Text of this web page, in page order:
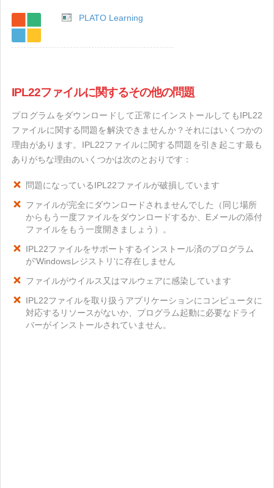
PLATO Learning
IPL22ファイルに関するその他の問題
プログラムをダウンロードして正常にインストールしてもIPL22
ファイルに関する問題を解決できませんか？それにはいくつかの
理由があります。IPL22ファイルに関する問題を引き起こす最も
ありがちな理由のいくつかは次のとおりです：
問題になっているIPL22ファイルが破損しています
ファイルが完全にダウンロードされませんでした（同じ場所
からもう一度ファイルをダウンロードするか、Eメールの添付
ファイルをもう一度開きましょう）。
IPL22ファイルをサポートするインストール済のプログラム
が'Windowsレジストリ'に存在しません
ファイルがウイルス又はマルウェアに感染しています
IPL22ファイルを取り扱うアプリケーションにコンピュータに
対応するリソースがないか、プログラム起動に必要なドライ
バーがインストールされていません。